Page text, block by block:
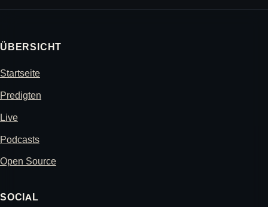
ÜBERSICHT
Startseite
Predigten
Live
Podcasts
Open Source
SOCIAL